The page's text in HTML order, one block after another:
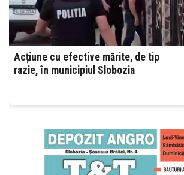
Acțiune cu efective mărite, de tip
razie, în municipiul Slobozia